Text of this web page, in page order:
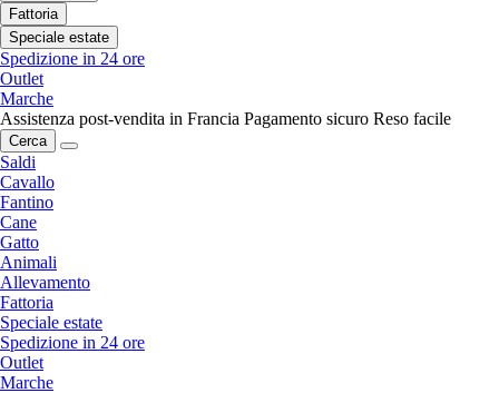
Fattoria
Speciale estate
Spedizione in 24 ore
Outlet
Marche
Assistenza post-vendita in Francia Pagamento sicuro Reso facile
Cerca
Saldi
Cavallo
Fantino
Cane
Gatto
Animali
Allevamento
Fattoria
Speciale estate
Spedizione in 24 ore
Outlet
Marche